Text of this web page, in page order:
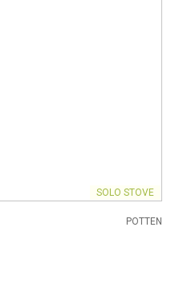
SOLO STOVE
POTTEN